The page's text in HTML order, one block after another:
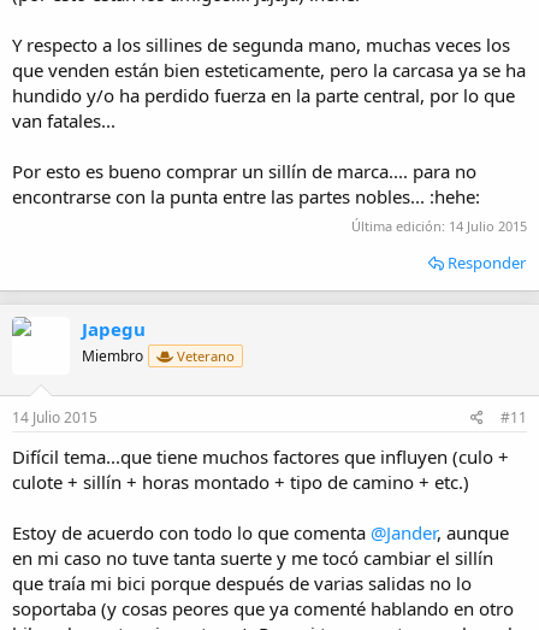
Y respecto a los sillines de segunda mano, muchas veces los
que venden están bien esteticamente, pero la carcasa ya se ha
hundido y/o ha perdido fuerza en la parte central, por lo que
van fatales...
Por esto es bueno comprar un sillín de marca.... para no
encontrarse con la punta entre las partes nobles... :hehe:
Última edición: 14 Julio 2015
Responder
Japegu
Miembro Veterano
14 Julio 2015 #11
Difícil tema...que tiene muchos factores que influyen (culo +
culote + sillín + horas montado + tipo de camino + etc.)
Estoy de acuerdo con todo lo que comenta @Jander, aunque
en mi caso no tuve tanta suerte y me tocó cambiar el sillín
que traía mi bici porque después de varias salidas no lo
soportaba (y cosas peores que ya comenté hablando en otro